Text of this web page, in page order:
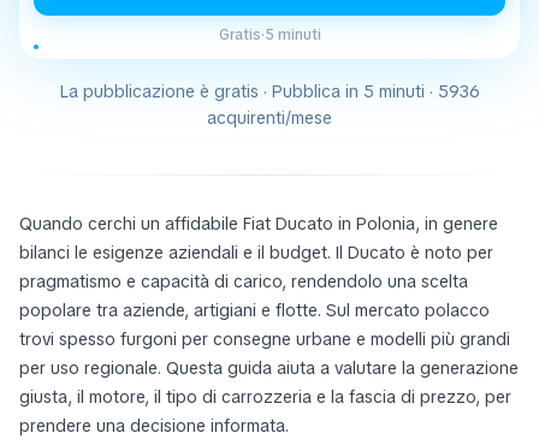
Gratis·5 minuti
La pubblicazione è gratis · Pubblica in 5 minuti · 5936
acquirenti/mese
Quando cerchi un affidabile Fiat Ducato in Polonia, in genere
bilanci le esigenze aziendali e il budget. Il Ducato è noto per
pragmatismo e capacità di carico, rendendolo una scelta
popolare tra aziende, artigiani e flotte. Sul mercato polacco
trovi spesso furgoni per consegne urbane e modelli più grandi
per uso regionale. Questa guida aiuta a valutare la generazione
giusta, il motore, il tipo di carrozzeria e la fascia di prezzo, per
prendere una decisione informata.